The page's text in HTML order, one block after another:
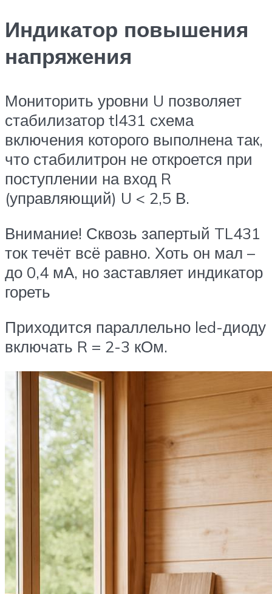
Индикатор повышения
напряжения
Мониторить уровни U позволяет
стабилизатор tl431 схема
включения которого выполнена так,
что стабилитрон не откроется при
поступлении на вход R
(управляющий) U < 2,5 В.
Внимание! Сквозь запертый TL431
ток течёт всё равно. Хоть он мал –
до 0,4 мА, но заставляет индикатор
гореть
Приходится параллельно led-диоду
включать R = 2-3 кОм.